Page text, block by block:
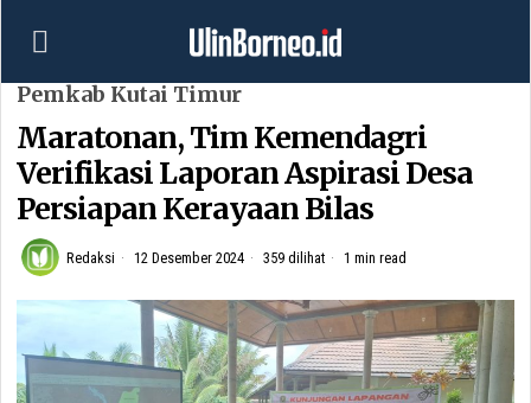
Pemkab Kutai Timur
Maratonan, Tim Kemendagri
Verifikasi Laporan Aspirasi Desa
Persiapan Kerayaan Bilas
Redaksi 12 Desember 2024 359 dilihat 1 min read